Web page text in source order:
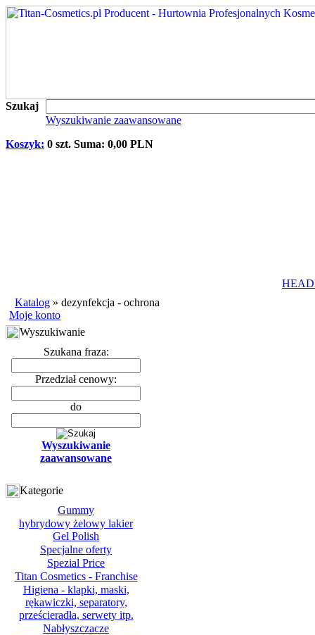
Szukaj
Wyszukiwanie zaawansowane
Koszyk: 0 szt. Suma: 0,00 PLN
Katalog » dezynfekcja - ochrona
Moje konto
Wyszukiwanie
Szukana fraza:
Przedział cenowy:
do
Wyszukiwanie
zaawansowane
Kategorie
Gummy
hybrydowy żelowy lakier
Gel Polish
Specjalne oferty
Spezial Price
Titan Cosmetics - Franchise
Higiena - klapki, maski,
rękawiczki, separatory,
prześcieradła, serwety itp.
Nabłyszczacze